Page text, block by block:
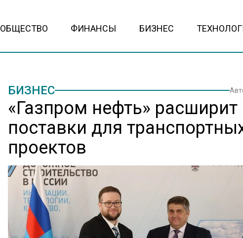
ОБЩЕСТВО ФИНАНСЫ БИЗНЕС
БИЗНЕС
«Газпром нефть» расширит
поставки для
проектов